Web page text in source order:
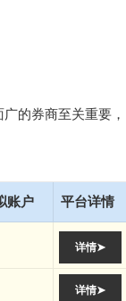
的券商至关重要，
账户 平台详情
详情➤
详情➤